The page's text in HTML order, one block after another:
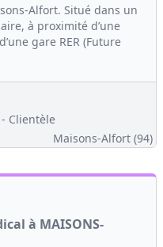
Alfort. Situé dans un
à proximité d’une
gare RER (Future
Clientèle
Maisons-Alfort (94)
à MAISONS-